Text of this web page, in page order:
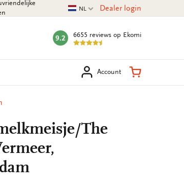
Huidige taal
NL Dealer login
mark:
9.2 6655 reviews op Ekomi
Account Winkelmand
The